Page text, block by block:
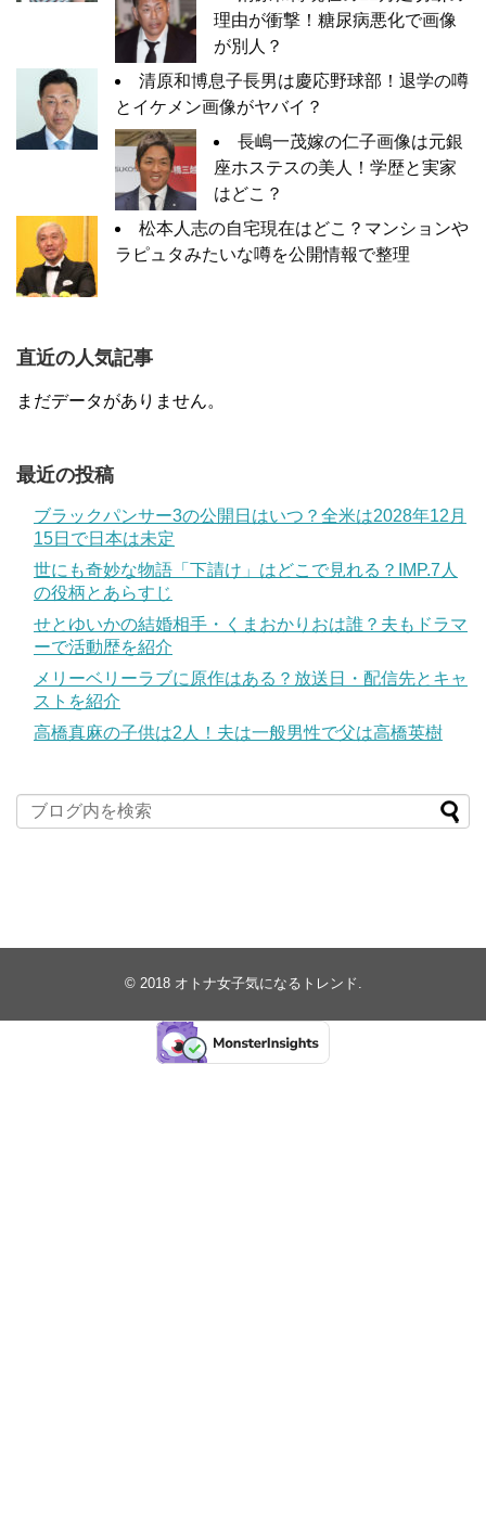
理由が衝撃！糖尿病悪化で画像
が別人？
清原和博息子長男は慶応野球部！退学の噂
とイケメン画像がヤバイ？
長嶋一茂嫁の仁子画像は元銀
座ホステスの美人！学歴と実家
はどこ？
松本人志の自宅現在はどこ？マンションや
ラピュタみたいな噂を公開情報で整理
直近の人気記事
まだデータがありません。
最近の投稿
ブラックパンサー3の公開日はいつ？全米は2028年12月
15日で日本は未定
世にも奇妙な物語「下請け」はどこで見れる？IMP.7人
の役柄とあらすじ
せとゆいかの結婚相手・くまおかりおは誰？夫もドラマ
ーで活動歴を紹介
メリーベリーラブに原作はある？放送日・配信先とキャ
ストを紹介
高橋真麻の子供は2人！夫は一般男性で父は高橋英樹
© 2018 オトナ女子気になるトレンド.